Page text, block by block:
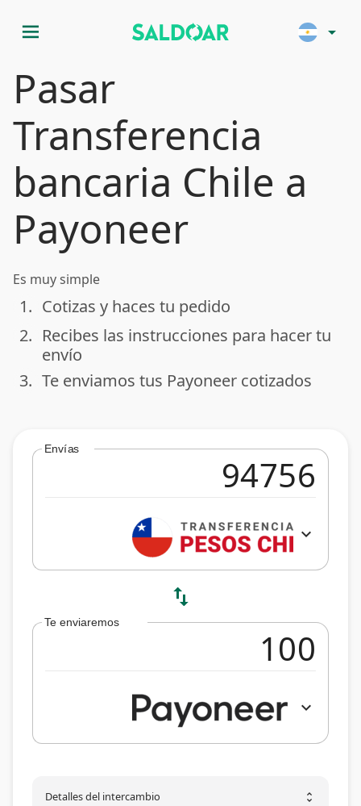
menu arrow_drop_down
Pasar
Transferencia
bancaria Chile a
Payoneer
Es muy simple
done
1. Cotizas y haces tu pedido
done
2. Recibes las instrucciones para hacer tu
envío
done
3. Te enviamos tus Payoneer cotizados
Envías
expand_more
swap_vert
Te enviaremos
expand_more
Detalles del intercambio unfold_more